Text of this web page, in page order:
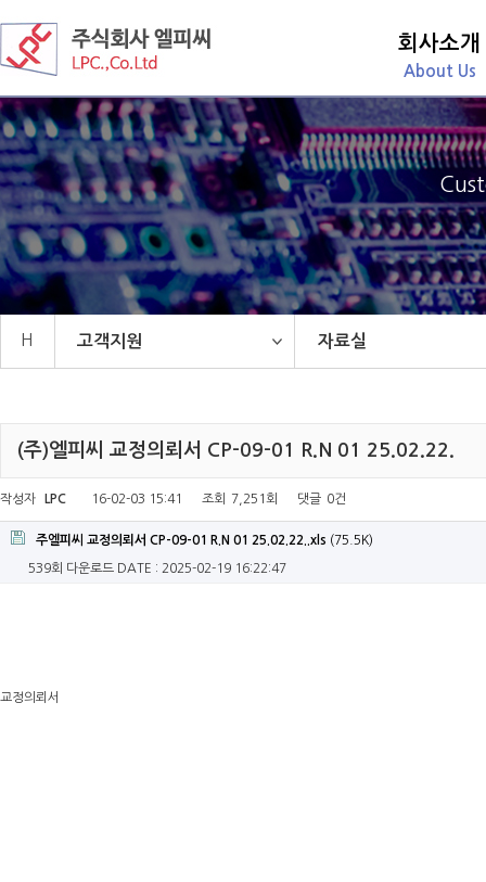
메
뉴
바
가
기
본
문
으
바
로
가
기
회사소개
About Us
H 고객지원 자료실
(주)엘피씨 교정의뢰서 CP-09-01 R.N 01 25.02.22.
작성자 LPC 16-02-03 15:41 조회 7,251회 댓글 0건
주엘피씨 교정의뢰서 CP-09-01 R.N 01 25.02.22..xls (75.5K)
539회 다운로드 DATE : 2025-02-19 16:22:47
교정의뢰서